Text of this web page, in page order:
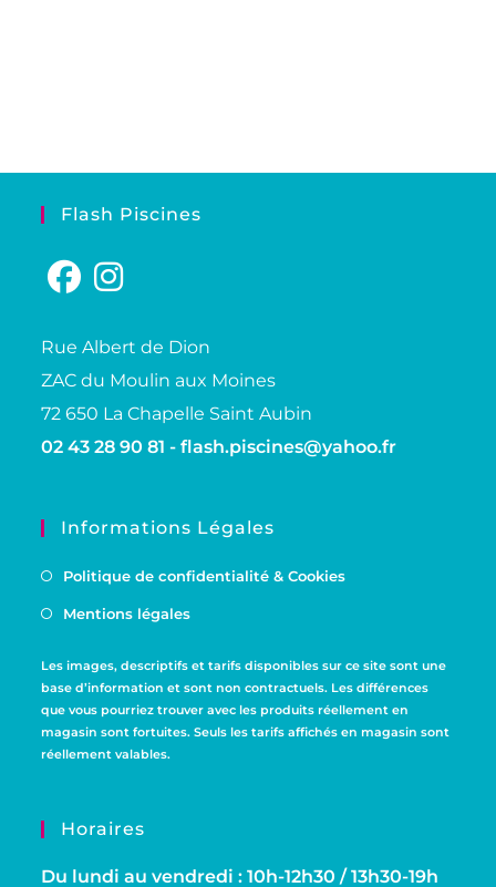
Flash Piscines
Rue Albert de Dion
ZAC du Moulin aux Moines
72 650 La Chapelle Saint Aubin
02 43 28 90 81 -flash.piscines@yahoo.fr
Informations Légales
Politique de confidentialité & Cookies
Mentions légales
Les images, descriptifs et tarifs disponibles sur ce site sont une
base d’information et sont non contractuels. Les différences
que vous pourriez trouver avec les produits réellement en
magasin sont fortuites. Seuls les tarifs affichés en magasin sont
réellement valables.
Horaires
Du lundi au vendredi : 10h-12h30 / 13h30-19h